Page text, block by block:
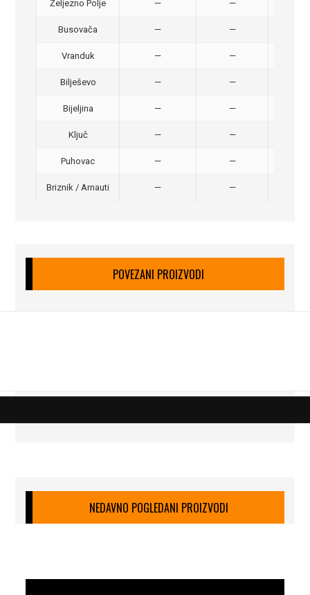
Željezno Polje — —
Busovača — —
Vranduk — —
Bilješevo — —
Bijeljina — —
Ključ — —
Puhovac — —
Briznik / Arnauti — —
POVEZANI PROIZVODI
NEDAVNO POGLEDANI PROIZVODI